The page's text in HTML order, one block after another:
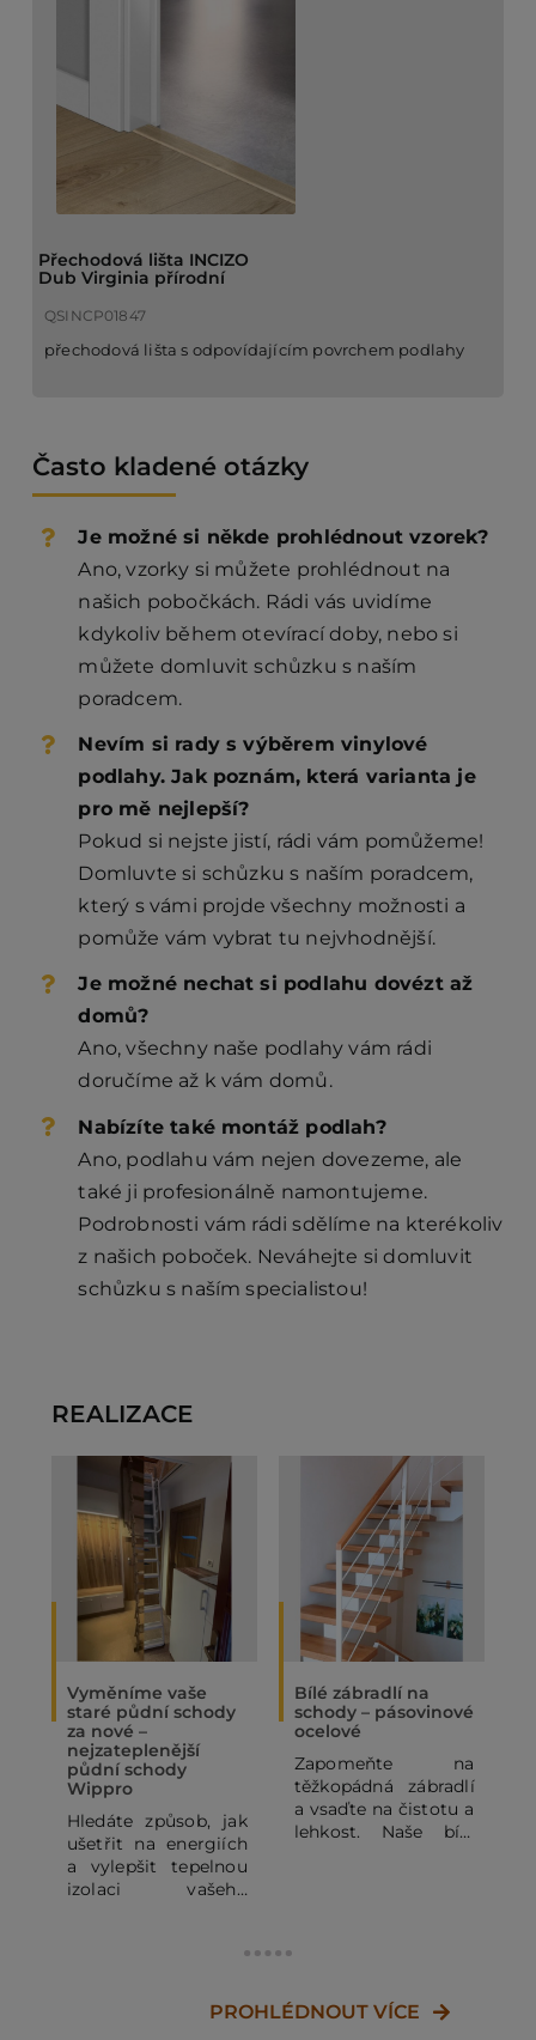
Přechodová lišta INCIZO
Dub Virginia přírodní
QSINCP01847
přechodová lišta s odpovídajícím povrchem podlahy
Často kladené otázky
Je možné si někde prohlédnout vzorek?
Ano, vzorky si můžete prohlédnout na
našich pobočkách. Rádi vás uvidíme
kdykoliv během otevírací doby, nebo si
můžete domluvit schůzku s naším
poradcem.
Nevím si rady s výběrem vinylové
podlahy. Jak poznám, která varianta je
pro mě nejlepší?
Pokud si nejste jistí, rádi vám pomůžeme!
Domluvte si schůzku s naším poradcem,
který s vámi projde všechny možnosti a
pomůže vám vybrat tu nejvhodnější.
Je možné nechat si podlahu dovézt až
domů?
Ano, všechny naše podlahy vám rádi
doručíme až k vám domů.
Nabízíte také montáž podlah?
Ano, podlahu vám nejen dovezeme, ale
také ji profesionálně namontujeme.
Podrobnosti vám rádi sdělíme na kterékoliv
z našich poboček. Neváhejte si domluvit
schůzku s naším specialistou!
REALIZACE
Vyměníme vaše
staré půdní schody
za nové –
nejzateplenější
půdní schody
Wippro
Hledáte způsob, jak
ušetřit na energiích
a vylepšit tepelnou
izolaci vašeho
výrazným zdrojem
tomto článku se
dozvíte, proč se
Bílé zábradlí na
schody – pásovinové
ocelové
Zapomeňte na
těžkopádná zábradlí
a vsaďte na čistotu a
lehkost. Naše bílé
Kombinace bílé RAL
PROHLÉDNOUT VÍCE